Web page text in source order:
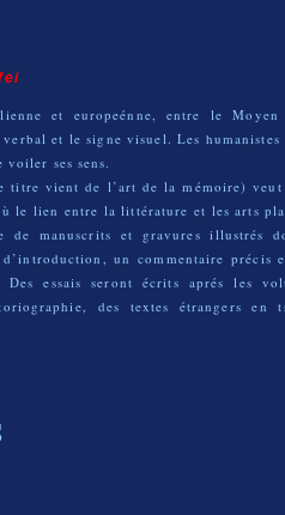
et europeénne, entre le
et le signe visuel. Les humanistes
ses sens.
titre vient de l’art de la mémoire)
le lien entre la littérature et les arts
de manuscrits et gravures illustrés
un commentaire précis
essais seront écrits aprés les
des textes étrangers